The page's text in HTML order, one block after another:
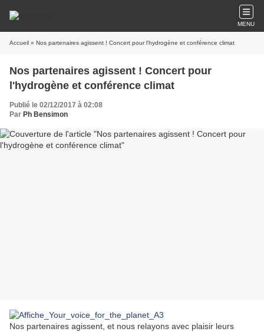
MENU
Accueil » Nos partenaires agissent ! Concert pour l'hydrogène et conférence climat
Nos partenaires agissent ! Concert pour
l'hydrogène et conférence climat
Publié le 02/12/2017 à 02:08
Par Ph Bensimon
Nos partenaires agissent, et nous relayons avec plaisir leurs